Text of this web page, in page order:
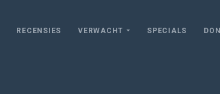
RECENSIES VERWACHT SPECIALS